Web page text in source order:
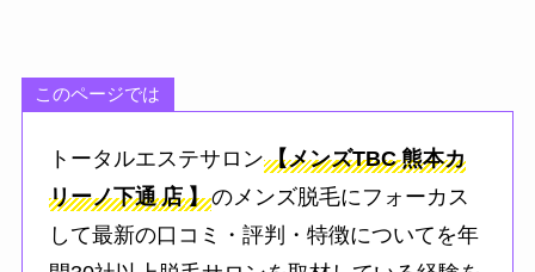
このページでは
トータルエステサロン【メンズTBC 熊本カ
リーノ下通 店 】のメンズ脱毛にフォーカス
して最新の口コミ・評判・特徴についてを年